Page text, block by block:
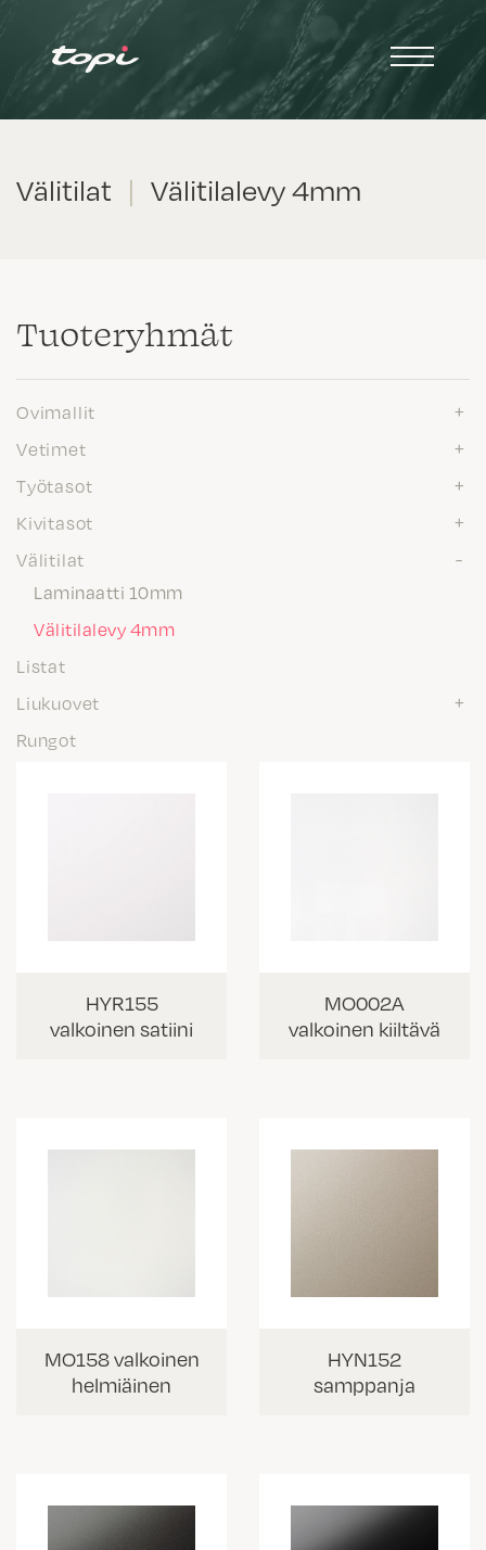
Välitilat | Välitilalevy 4mm
Tuote­ryhmät
Ovimallit
Vetimet
Työtasot
Kivitasot
Välitilat
Laminaatti 10mm
Välitilalevy 4mm
Listat
Liukuovet
Rungot
HYR155
valkoinen satiini
MO002A
valkoinen kiiltävä
MO158 valkoinen
helmiäinen
HYN152
samppanja